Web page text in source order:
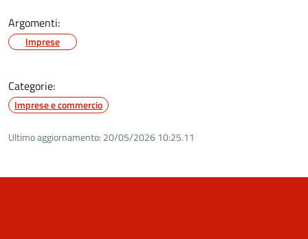
Argomenti:
Imprese
Categorie:
Imprese e commercio
Ultimo aggiornamento: 20/05/2026 10:25.11